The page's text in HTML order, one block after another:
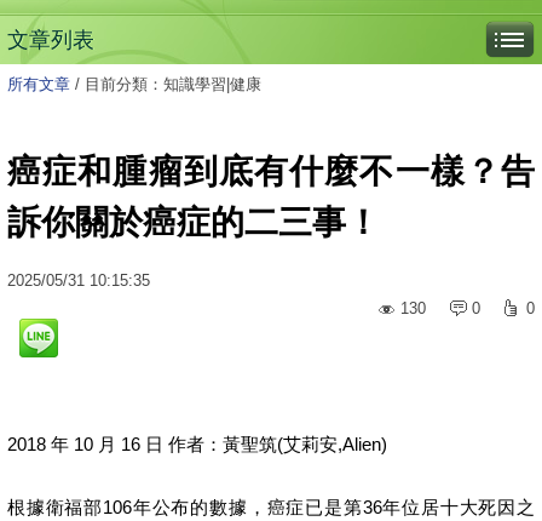
文章列表
所有文章 / 目前分類：知識學習|健康
癌症和腫瘤到底有什麼不一樣？告
訴你關於癌症的二三事！
2025/05/31 10:15:35
130
0 0
2018 年 10 月 16 日 作者：黃聖筑(艾莉安,Alien)
根據衛福部106年公布的數據，癌症已是第36年位居十大死因之